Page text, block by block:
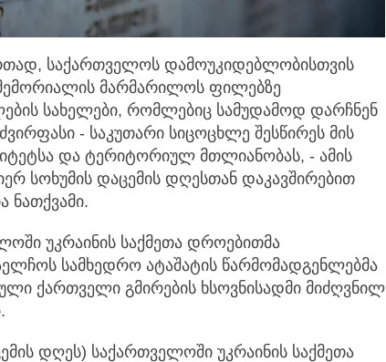
საქართველოს დამოუკიდებლობისთვის
მარმარილოს ფილებზე
სახელები, რომლებიც სამუდამოდ დარჩნენ
- საკუთარი სიცოცხლე შესწირეს მის
და ტერიტორიულ მთლიანობას, - ამის
სოხუმის დაცემის დღესთან დაკავშირებით
ნათქვამი.
უკრაინის საქმეთა დროებითმა
სამხედრო ატაშატის წარმომადგენლებმა
ქართველი გმირების ხსოვნისადმი მიძღვნილ
დღეს) საქართველოში უკრაინის საქმეთა